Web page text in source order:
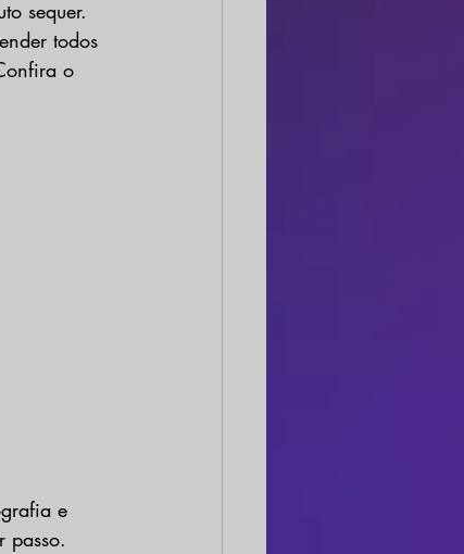
sequer.
todos
o
e
passo.